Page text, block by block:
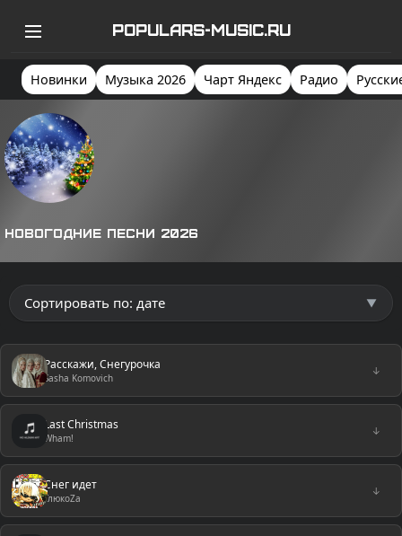
POPULARS-MUSIC.RU
Новинки Музыка 2026 Чарт Яндекс Радио
Новогодние песни 2026
Расскажи, Снегурочка
Sasha Komovich
↓
Last Christmas
Wham!
↓
Снег идет
ГлюкoZa
↓